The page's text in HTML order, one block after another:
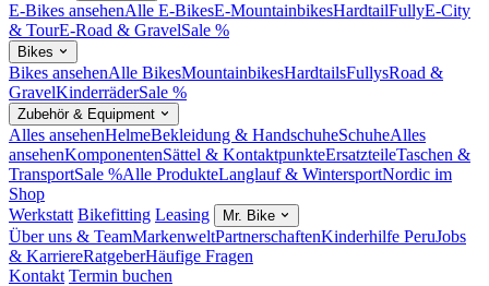
E-Bikes ansehenAlle E-BikesE-MountainbikesHardtailFullyE-City
& TourE-Road & GravelSale %
Bikes
Bikes ansehenAlle BikesMountainbikesHardtailsFullysRoad &
GravelKinderräderSale %
Zubehör & Equipment
Alles ansehenHelmeBekleidung & HandschuheSchuheAlles
ansehenKomponentenSättel & KontaktpunkteErsatzteileTaschen &
TransportSale %Alle ProdukteLanglauf & WintersportNordic im
Shop
Werkstatt Bikefitting Leasing Mr. Bike
Über uns & TeamMarkenweltPartnerschaftenKinderhilfe PeruJobs
& KarriereRatgeberHäufige Fragen
Kontakt Termin buchen